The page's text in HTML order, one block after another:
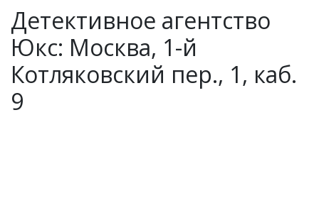
Детективное агентство
Юкс: Москва, 1-й
Котляковский пер., 1, каб.
9